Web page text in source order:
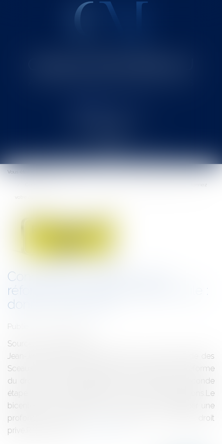
Ouvrir
le
menu
Vous êtes ici :
Consultation publique sur la réforme de la responsabilité civile : donnez
Consultation publique sur la
réforme de la responsabilité civile :
donnez votre avis!
Publié le :
Source :
Jean-Jacques URVOAS, ministre de la Justice, garde des
Sceaux, a lancé le 29 avril 2016 les travaux de la réforme
du droit de la responsabilité civile, marquant la seconde
étape de la modernisation du droit des obligations.Le
bicentenaire du code civil a été l’occasion d’engager une
profonde rénovation d’une partie de notre droit
privé.Récemment...